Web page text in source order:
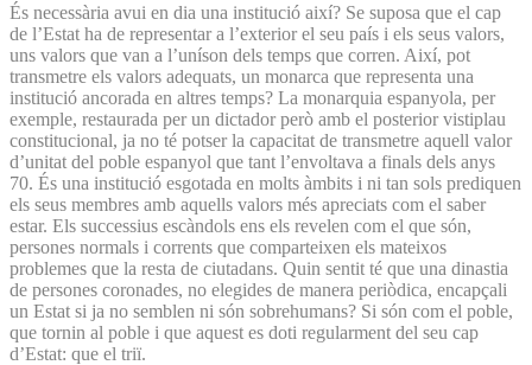
És necessària avui en dia una institució així? Se suposa que el cap
de l’Estat ha de representar a l’exterior el seu país i els seus valors,
uns valors que van a l’uníson dels temps que corren. Així, pot
transmetre els valors adequats, un monarca que representa una
institució ancorada en altres temps? La monarquia espanyola, per
exemple, restaurada per un dictador però amb el posterior vistiplau
constitucional, ja no té potser la capacitat de transmetre aquell valor
d’unitat del poble espanyol que tant l’envoltava a finals dels anys
70. És una institució esgotada en molts àmbits i ni tan sols prediquen
els seus membres amb aquells valors més apreciats com el saber
estar. Els successius escàndols ens els revelen com el que són,
persones normals i corrents que comparteixen els mateixos
problemes que la resta de ciutadans. Quin sentit té que una dinastia
de persones coronades, no elegides de manera periòdica, encapçali
un Estat si ja no semblen ni són sobrehumans? Si són com el poble,
que tornin al poble i que aquest es doti regularment del seu cap
d’Estat: que el triï.